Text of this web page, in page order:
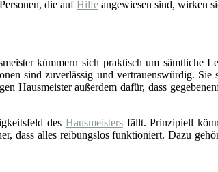
die aufHilfe angewiesen sind, wirken
kümmern sich praktisch um sämtliche
sind zuverlässig und vertrauenswürdig.
Hausmeister außerdem dafür, dass
des Hausmeistersfällt. Prinzipiell
dass alles reibungslos funktioniert. Dazu